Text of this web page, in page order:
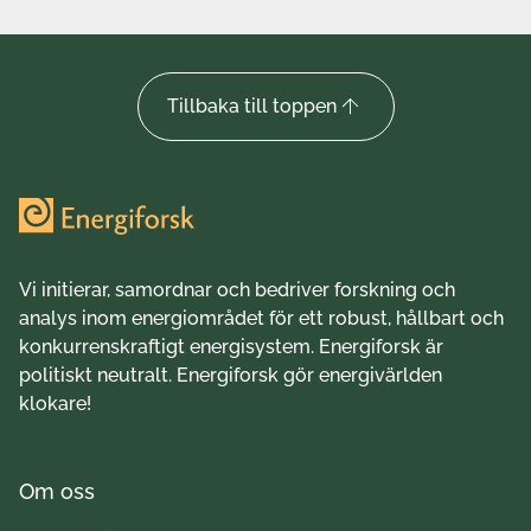
Tillbaka till toppen
Vi initierar, samordnar och bedriver forskning och
analys inom energiområdet för ett robust, hållbart och
konkurrenskraftigt energisystem. Energiforsk är
politiskt neutralt. Energiforsk gör energivärlden
klokare!
Om oss